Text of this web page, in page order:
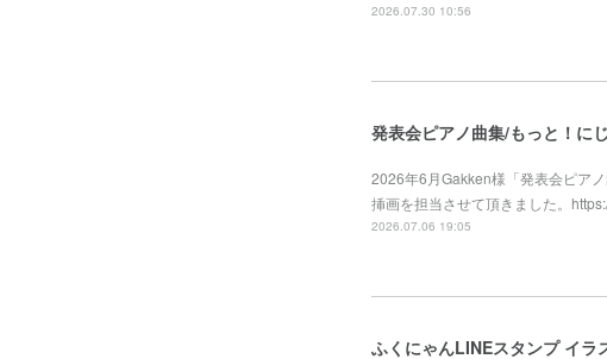
2026.07.30 10:56
発表会ピアノ曲集/もっと！に
2026年6月Gakken様「発表会ピア
挿画を担当させて頂きました。
2026.07.06 19:05
ふくにゃんLINEスタンプ イラ